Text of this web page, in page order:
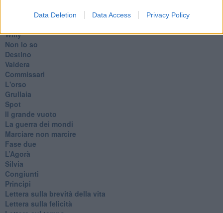
Data Deletion Data Access Privacy Policy
Willy
Non lo so
Destino
Valdera
Commissari
L'orso
Grullaia
Spot
​Il grande vuoto
​La guerra dei mondi
Marciare non marcire
Fase due
L’Agorà
Silvia
Congiunti
Principi
​Lettera sulla brevità della vita
​Lettera sulla felicità